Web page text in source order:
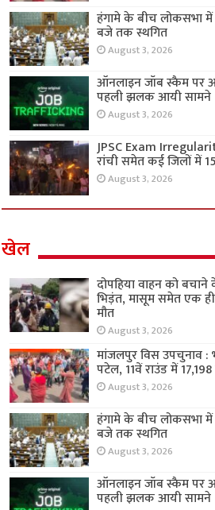
हंगामे के बीच लोकसभा में
बजे तक स्थगित
August 3, 2026
ऑनलाइन जॉब स्कैम पर
पहली झलक आयी सामने
August 3, 2026
JPSC Exam
रांची समेत कई जिलों में
August 3, 2026
खेल
दोपहिया वाहन को बचाने
भिड़ंत, मासूम समेत एक ही
मौत
August 3, 2026
मांजलपुर विस उपचुनाव :
पटेल, 11वें राउंड में
August 3, 2026
हंगामे के बीच लोकसभा में
बजे तक स्थगित
August 3, 2026
ऑनलाइन जॉब स्कैम पर
पहली झलक आयी सामने